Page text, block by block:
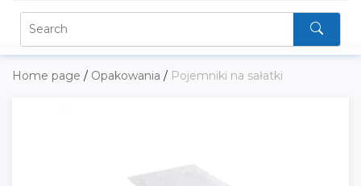
Home page / Opakowania / Pojemniki na sałatki